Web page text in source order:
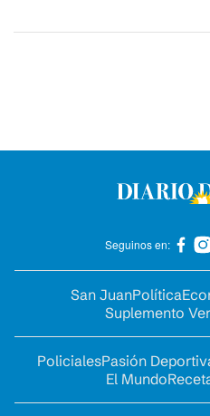
Seguinos en:
San JuanPolítica
Suplemento
PolicialesPasión
El Mundo